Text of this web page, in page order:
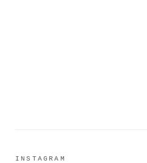
INSTAGRAM